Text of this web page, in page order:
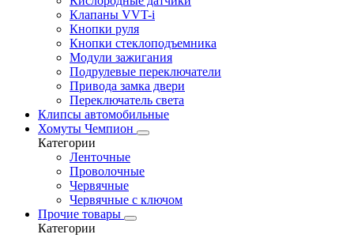
Клапаны VVT-i
Кнопки руля
Кнопки стеклоподъемника
Модули зажигания
Подрулевые переключатели
Привода замка двери
Переключатель света
Клипсы автомобильные
Хомуты Чемпион
Категории
Ленточные
Проволочные
Червячные
Червячные с ключом
Прочие товары
Категории